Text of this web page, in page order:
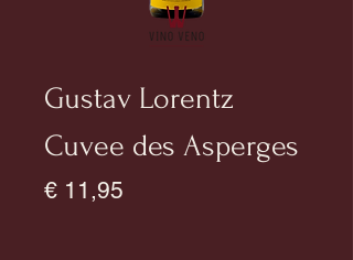
Gustav Lorentz
Cuvee des Asperges
Prijs
€ 11,95